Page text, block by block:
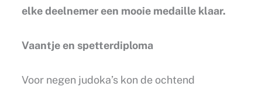
elke deelnemer een mooie medaille klaar.
Vaantje en spetterdiploma
Voor negen judoka’s kon de ochtend